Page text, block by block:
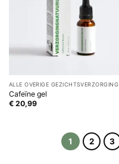
ALLE OVERIGE GEZICHTSVERZORGING
Cafeïne gel
€20,99
1 2 3